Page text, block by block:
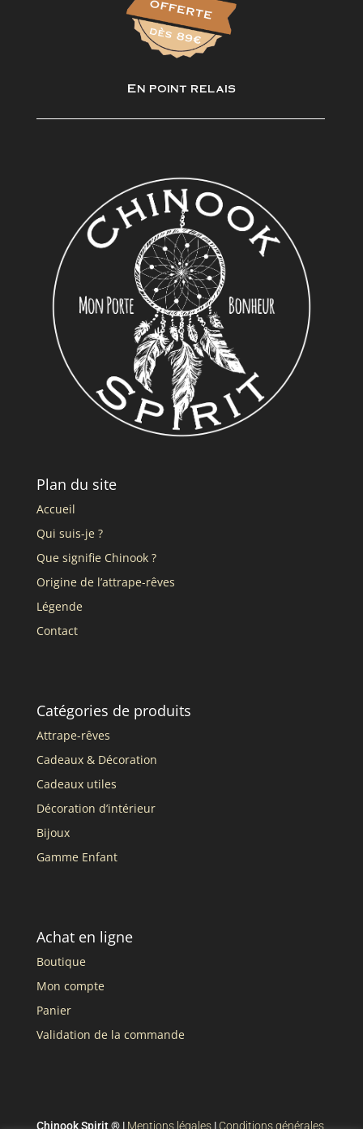
En point relais
Plan du site
Accueil
Qui suis-je ?
Que signifie Chinook ?
Origine de l’attrape-rêves
Légende
Contact
Catégories de produits
Attrape-rêves
Cadeaux & Décoration
Cadeaux utiles
Décoration d’intérieur
Bijoux
Gamme Enfant
Achat en ligne
Boutique
Mon compte
Panier
Validation de la commande
Chinook Spirit ® | Mentions légales| Conditions générales